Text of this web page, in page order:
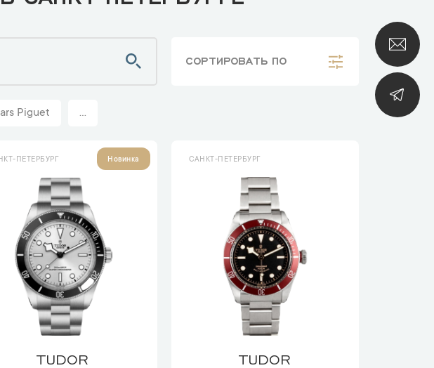
СОРТИРОВАТЬ ПО
Piguet ...
ПЕТЕРБУРГ Новинка
TUDOR
САНКТ-ПЕТЕРБУРГ
TUDOR